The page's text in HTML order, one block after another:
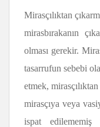
Mirasçılıktan
mirasbırakanın
olması gerekir.
tasarrufun sebebi
etmek,
mirasçıya veya
ispat